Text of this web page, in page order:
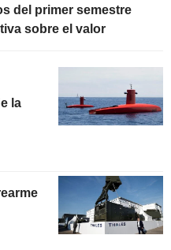
del primer semestre
sobre el valor
la